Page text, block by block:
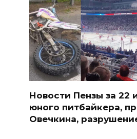
Новости Пензы за 22
юного питбайкера,
Овечкина,